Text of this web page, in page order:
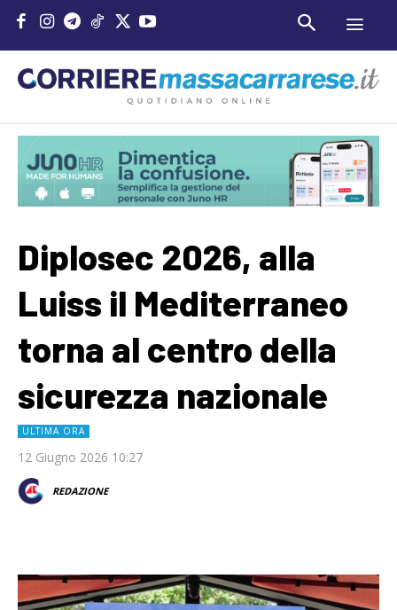
Diplosec 2026, alla
Luiss il Mediterraneo
torna al centro della
sicurezza nazionale
ULTIMA ORA
12 Giugno 2026 10:27
REDAZIONE